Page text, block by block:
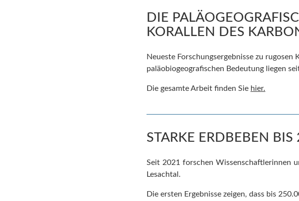
DIE
KORALLEN DES
Neueste Forschungsergebnisse zu
paläobiogeografischen Bedeutung liegen
Die gesamte Arbeit finden Sie hier.
STARKE ERDBEBEN
Seit 2021 forschen Wissenschaftlerinnen
Lesachtal.
Die ersten Ergebnissezeigen, dass bis